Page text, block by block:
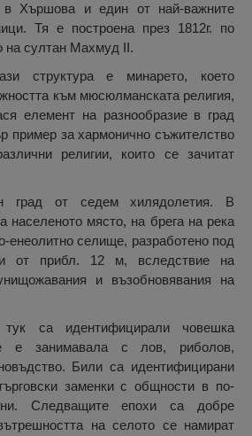
в Хършова и един от най-важните
Тя е построена през 1812г. по
на султан Махмуд II.
структура е минарето, което
към мюсюлманската религия,
елемент на разнообразие в град
пример за хармонично съжителство
религии, които се зачитат
град от седем хилядолетия. В
населеното място, на брега на река
енеолитно селище, разработено под
от прибл. 12 м, вследствие на
и възобновявания на
тук са идентифицирали човешка
е занимавала с лов, риболов,
Били са идентифицирани
заменки с общности в по-
Следващите епохи са добре
на селото се намират